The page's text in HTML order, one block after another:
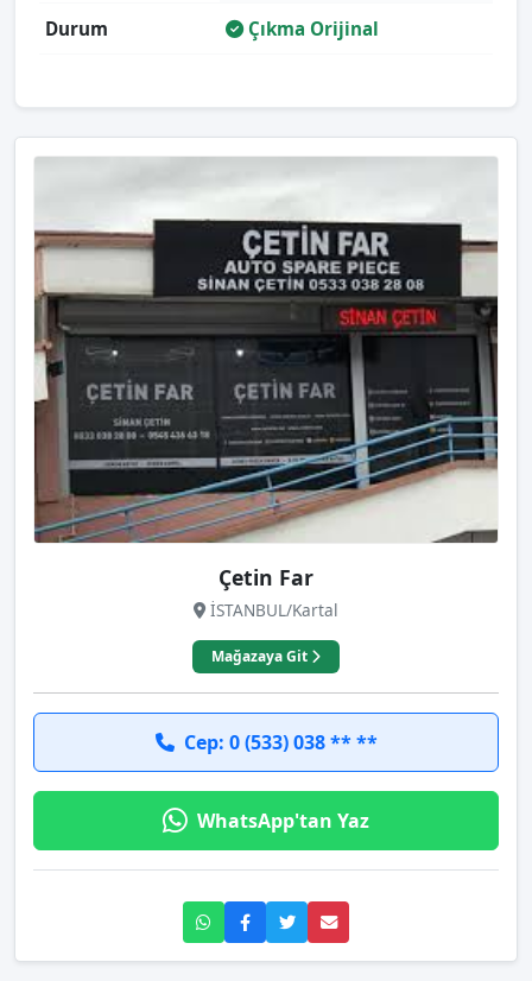
Durum Çıkma Orijinal
Çetin Far
İSTANBUL/Kartal
Mağazaya Git
Cep: 0 (533) 038 ** **
WhatsApp'tan Yaz